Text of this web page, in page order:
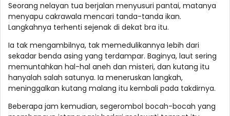
Seorang nelayan tua berjalan menyusuri pantai, matanya
menyapu cakrawala mencari tanda-tanda ikan.
Langkahnya terhenti sejenak di dekat bra itu.
Ia tak mengambilnya, tak memedulikannya lebih dari
sekadar benda asing yang terdampar. Baginya, laut sering
memuntahkan hal-hal aneh dan misteri, dan kutang itu
hanyalah salah satunya. Ia meneruskan langkah,
meninggalkan kutang malang itu kembali pada takdirnya.
Beberapa jam kemudian, segerombol bocah-bocah yang